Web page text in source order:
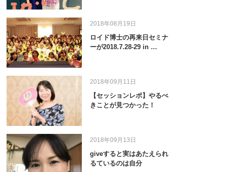
2018年08月19日
ロイド博士の再来日セミナ
ーが2018.7.28-29 in …
2018年09月11日
【セッションレポ】やるべ
きことが見つかった！
2018年09月13日
giveすると実はあたえられ
るているのは自分